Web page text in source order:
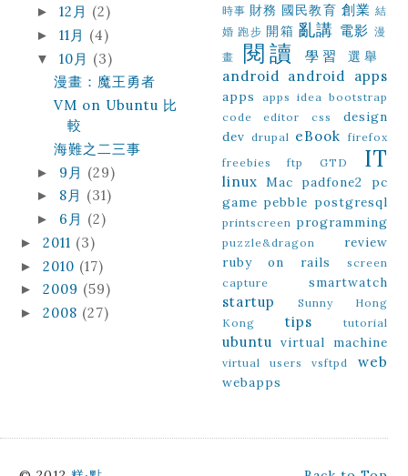
►12月 (2)
►11月 (4)
▼10月 (3)
漫畫：魔王勇者
VM on Ubuntu 比
較
海難之二三事
► 9月 (29)
► 8月 (31)
► 6月 (2)
►2011 (3)
►2010 (17)
►2009 (59)
►2008 (27)
時事 財務 國民教育 創業 結
婚 跑步 開箱 亂講 電影 漫
畫
閱讀 學習 選舉
android android apps
apps apps idea bootstrap
code editor
css
design
dev drupal eBook firefox
freebies
ftp GTD IT
linux Mac padfone2
pc
game pebble postgresql
printscreen programming
puzzle&dragon
review
ruby on rails
screen
capture
smartwatch
startup
Sunny Hong
Kong
tips tutorial
ubuntu virtual machine
virtual users vsftpd web
webapps